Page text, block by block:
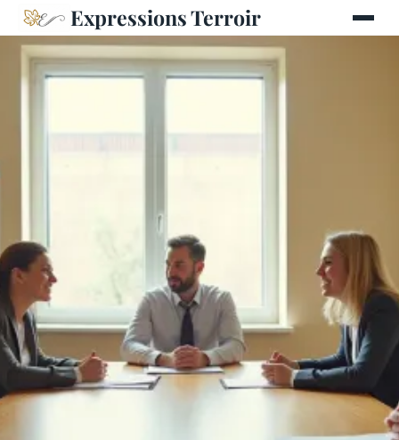
Expressions Terroir